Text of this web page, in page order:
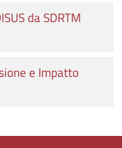
da SDRTM
e Impatto